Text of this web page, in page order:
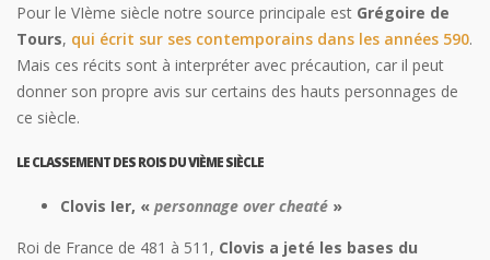
Pour le VIème siècle notre source principale est Grégoire de
Tours, qui écrit sur ses contemporains dans les années 590.
Mais ces récits sont à interpréter avec précaution, car il peut
donner son propre avis sur certains des hauts personnages de
ce siècle.
LE CLASSEMENT DES ROIS DU VIÈME SIÈCLE
Clovis Ier, « personnage over cheaté »
Roi de France de 481 à 511, Clovis a jeté les bases du